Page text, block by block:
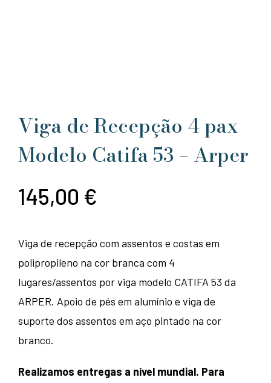
Viga de Recepção 4 pax
Modelo Catifa 53 – Arper
145,00 €
Viga de recepção com assentos e costas em
polipropileno na cor branca com 4
lugares/assentos por viga modelo CATIFA 53 da
ARPER. Apoio de pés em alumínio e viga de
suporte dos assentos em aço pintado na cor
branco.
Realizamos entregas a nível mundial. Para